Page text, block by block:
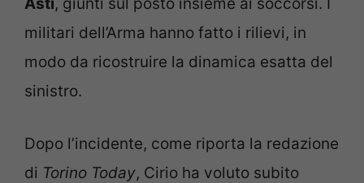
Asti, giunti sul posto insieme ai soccorsi. I
militari dell’Arma hanno fatto i rilievi, in
modo da ricostruire la dinamica esatta del
sinistro.
Dopo l’incidente, come riporta la redazione
di Torino Today, Cirio ha voluto subito